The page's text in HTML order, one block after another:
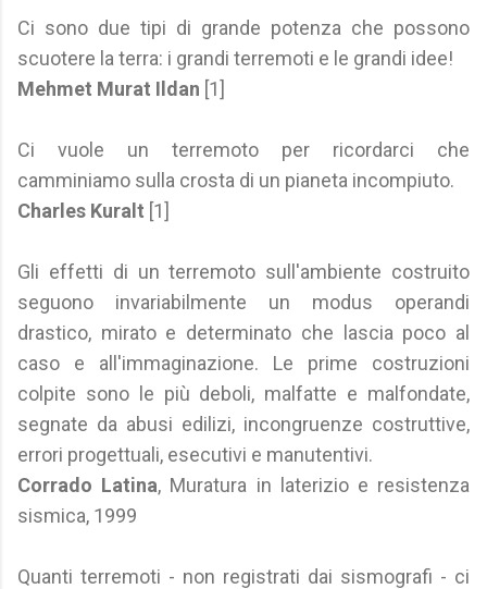
Ci sono due tipi di grande potenza che possono
scuotere la terra: i grandi terremoti e le grandi idee!
Mehmet Murat Ildan [1]
Ci vuole un terremoto per ricordarci che
camminiamo sulla crosta di un pianeta incompiuto.
Charles Kuralt [1]
Gli effetti di un terremoto sull'ambiente costruito
seguono invariabilmente un modus operandi
drastico, mirato e determinato che lascia poco al
caso e all'immaginazione. Le prime costruzioni
colpite sono le più deboli, malfatte e malfondate,
segnate da abusi edilizi, incongruenze costruttive,
errori progettuali, esecutivi e manutentivi.
Corrado Latina, Muratura in laterizio e resistenza
sismica, 1999
Quanti terremoti - non registrati dai sismografi - ci